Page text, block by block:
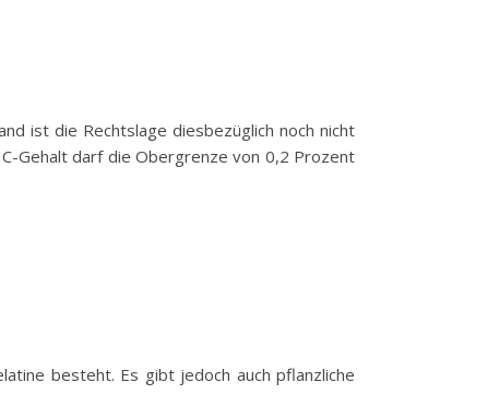
ist die Rechtslage diesbezüglich noch nicht
Gehalt darf die Obergrenze von 0,2 Prozent
besteht. Es gibt jedoch auch pflanzliche